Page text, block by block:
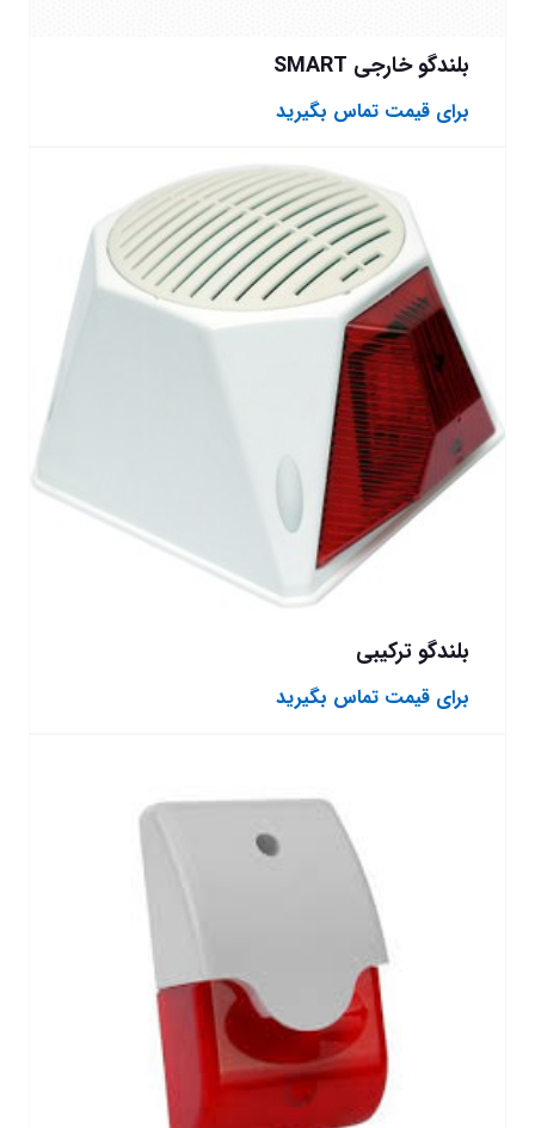
بلندگو خارجی SMART
برای قیمت تماس بگیرید
بلندگو ترکیبی
برای قیمت تماس بگیرید